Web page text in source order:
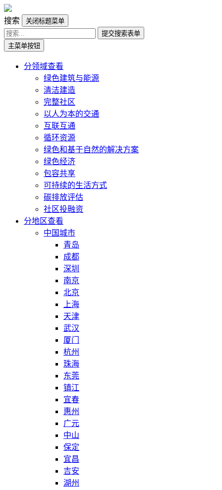
搜索
关闭标题菜单
提交搜索表单
主菜单按钮
分领域查看
绿色建筑与能源
清洁建造
完整社区
以人为本的交通
互联互通
循环资源
绿色和基于自然的解决方案
绿色经济
包容共享
可持续的生活方式
碳排放评估
社区投融资
分地区查看
中国城市
青岛
成都
深圳
南京
北京
上海
天津
武汉
厦门
杭州
珠海
东莞
镇江
宜春
惠州
广元
中山
保定
宜昌
吉安
湖州